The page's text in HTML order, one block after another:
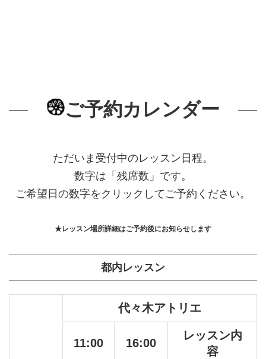
ご予約カレンダー
ただいま受付中のレッスン日程。
数字は「残席数」です。
ご希望日の数字をクリックしてご予約ください。
★レッスン場所詳細はご予約後にお知らせします
都内レッスン
代々木アトリエ
11:00 16:00
レッスン内
容